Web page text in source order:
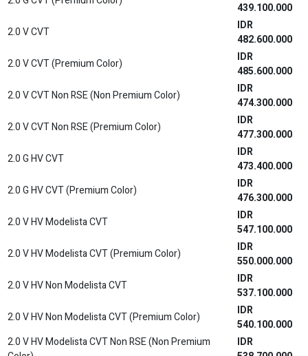
2.0 Q HV Non Modelista CVT TSS (Premium Color)
618.300.000
2.0 Q HV Modelista CVT TSS Non RSE (Non Premium
IDR
617.000.000
2.0 Q HV Modelista CVT TSS Non RSE (Premium
IDR
620.000.000
New Agya
1.2 E M/T
IDR
173.200.000
1.2 G M/T
IDR
180.900.000
1.2 G CVT
IDR
197.100.000
STYLIX 1.2 G CVT
IDR
200.600.000
1.2 GR M/T (One Tone)
IDR
246.200.000
1.2 GR M/T (Two Tone)
IDR
248.700.000
1.2 GR CVT (One Tone)
IDR
262.700.000
1.2 GR CVT (Two Tone)
IDR
265.300.000